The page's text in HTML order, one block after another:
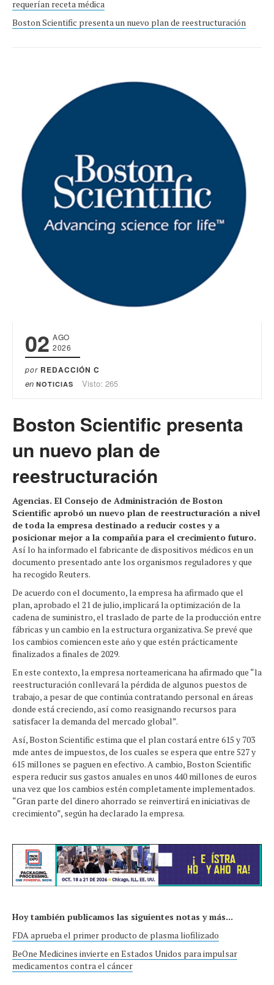
requerían receta médica
Boston Scientific presenta un nuevo plan de reestructuración
02 AGO
2026
por REDACCIÓN C
en NOTICIAS Visto: 265
Boston Scientific presenta
un nuevo plan de
reestructuración
Agencias. El Consejo de Administración de Boston
Scientific aprobó un nuevo plan de reestructuración a nivel
de toda la empresa destinado a reducir costes y a
posicionar mejor a la compañía para el crecimiento futuro.
Así lo ha informado el fabricante de dispositivos médicos en un
documento presentado ante los organismos reguladores y que
ha recogido Reuters.
De acuerdo con el documento, la empresa ha afirmado que el
plan, aprobado el 21 de julio, implicará la optimización de la
cadena de suministro, el traslado de parte de la producción entre
fábricas y un cambio en la estructura organizativa. Se prevé que
los cambios comiencen este año y que estén prácticamente
finalizados a finales de 2029.
En este contexto, la empresa norteamericana ha afirmado que “la
reestructuración conllevará la pérdida de algunos puestos de
trabajo, a pesar de que continúa contratando personal en áreas
donde está creciendo, así como reasignando recursos para
satisfacer la demanda del mercado global”.
Así, Boston Scientific estima que el plan costará entre 615 y 703
mde antes de impuestos, de los cuales se espera que entre 527 y
615 millones se paguen en efectivo. A cambio, Boston Scientific
espera reducir sus gastos anuales en unos 440 millones de euros
una vez que los cambios estén completamente implementados.
“Gran parte del dinero ahorrado se reinvertirá en iniciativas de
crecimiento”, según ha declarado la empresa.
Hoy también publicamos las siguientes notas y más...
FDA aprueba el primer producto de plasma liofilizado
BeOne Medicines invierte en Estados Unidos para impulsar
medicamentos contra el cáncer